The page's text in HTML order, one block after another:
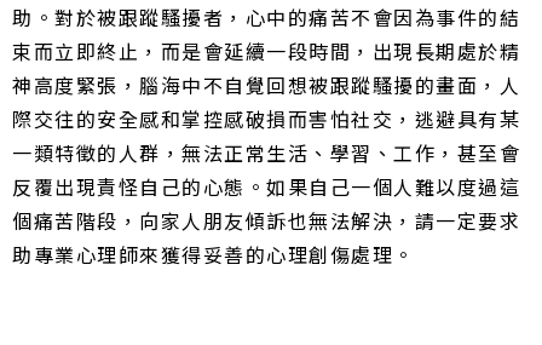
助。 對於被跟蹤騷擾者，心中的痛苦不會因為事件的結
束而立即終止，而是會延續一段時間，出現長期處於精
神高度緊張，腦海中不自覺回想被跟蹤騷擾的畫面，人
際交往的安全感和掌控感破損而害怕社交，逃避具有某
一類特徵的人群，無法正常生活、學習、工作，甚至會
反覆出現責怪自己的心態。 如果自己一個人難以度過這
個痛苦階段，向家人朋友傾訴也無法解決，請一定要求
助專業心理師來獲得妥善的心理創傷處理。